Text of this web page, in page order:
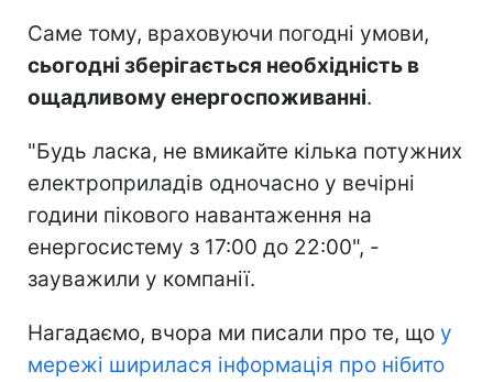
Саме тому, враховуючи погодні умови,
сьогодні зберігається необхідність в
ощадливому енергоспоживанні.
"Будь ласка, не вмикайте кілька потужних
електроприладів одночасно у вечірні
години пікового навантаження на
енергосистему з 17:00 до 22:00", -
зауважили у компанії.
Нагадаємо, вчора ми писали про те, що у
мережі ширилася інформація про нібито